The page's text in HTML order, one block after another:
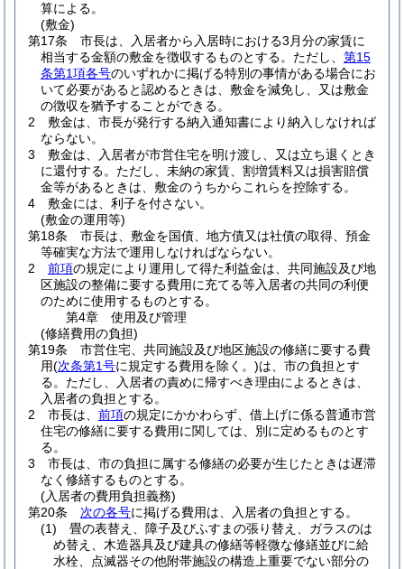
算による。
(敷金)
第17条
市長は、入居者から入居時における3月分の家賃に
相当する金額の敷金を徴収するものとする。 ただし、 第15
条第1項各号のいずれかに掲げる特別の事情がある場合にお
いて必要があると認めるときは、敷金を減免し、又は敷金
の徴収を猶予することができる。
2
敷金は、市長が発行する納入通知書により納入しなければ
ならない。
3
敷金は、入居者が市営住宅を明け渡し、又は立ち退くとき
に還付する。 ただし、未納の家賃、割増賃料又は損害賠償
金等があるときは、敷金のうちからこれらを控除する。
4
敷金には、利子を付さない。
(敷金の運用等)
第18条
市長は、敷金を国債、地方債又は社債の取得、預金
等確実な方法で運用しなければならない。
2
前項の規定により運用して得た利益金は、共同施設及び地
区施設の整備に要する費用に充てる等入居者の共同の利便
のために使用するものとする。
第4章
使用及び管理
(修繕費用の負担)
第19条
市営住宅、共同施設及び地区施設の修繕に要する費
用(次条第1号に規定する費用を除く。)は、市の負担とす
る。 ただし、入居者の責めに帰すべき理由によるときは、
入居者の負担とする。
2
市長は、 前項の規定にかかわらず、借上げに係る普通市営
住宅の修繕に要する費用に関しては、別に定めるものとす
る。
3
市長は、市の負担に属する修繕の必要が生じたときは遅滞
なく修繕するものとする。
(入居者の費用負担義務)
第20条
次の各号に掲げる費用は、入居者の負担とする。
(1)
畳の表替え、障子及びふすまの張り替え、ガラスのは
め替え、木造器具及び建具の修繕等軽微な修繕並びに給
水栓、点滅器その他附帯施設の構造上重要でない部分の